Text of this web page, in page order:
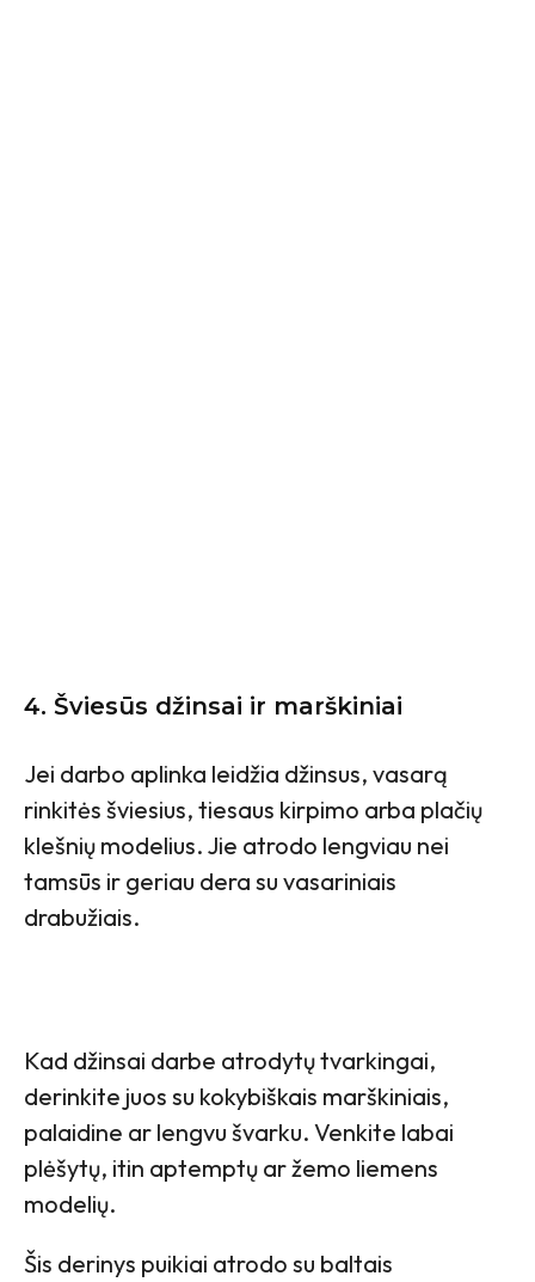
4. Šviesūs džinsai ir marškiniai
Jei darbo aplinka leidžia džinsus, vasarą
rinkitės šviesius, tiesaus kirpimo arba plačių
klešnių modelius. Jie atrodo lengviau nei
tamsūs ir geriau dera su vasariniais
drabužiais.
Kad džinsai darbe atrodytų tvarkingai,
derinkite juos su kokybiškais marškiniais,
palaidine ar lengvu švarku. Venkite labai
plėšytų, itin aptemptų ar žemo liemens
modelių.
Šis derinys puikiai atrodo su baltais